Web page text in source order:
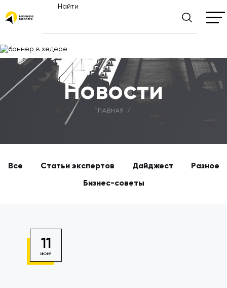
Найти
Новости
ГЛАВНАЯ
Все Статьи экспертов Дайджест
Разное
Бизнес-советы
11
ИЮНЯ